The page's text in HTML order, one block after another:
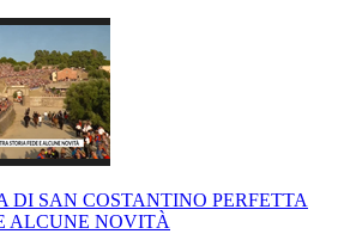
DI SAN COSTANTINO PERFETTA
ALCUNE NOVITÀ